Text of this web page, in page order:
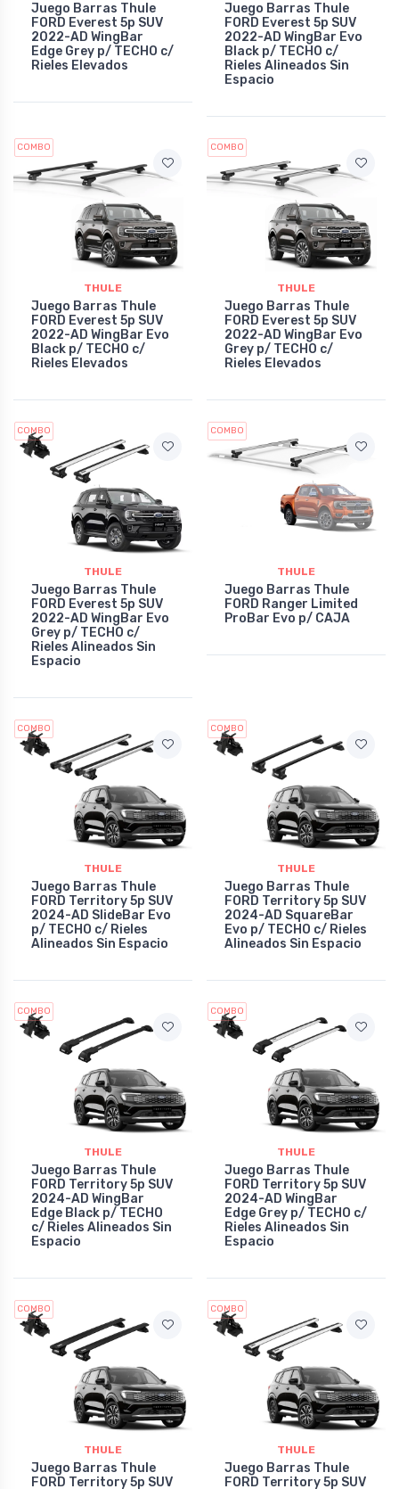
Juego Barras Thule
FORD Everest 5p SUV
2022-AD WingBar
Edge Grey p/ TECHO c/
Rieles Elevados
Juego Barras Thule
FORD Everest 5p SUV
2022-AD WingBar Evo
Black p/ TECHO c/
Rieles Alineados Sin
Espacio
COMBO
THULE
Juego Barras Thule
FORD Everest 5p SUV
2022-AD WingBar Evo
Black p/ TECHO c/
Rieles Elevados
COMBO
THULE
Juego Barras Thule
FORD Everest 5p SUV
2022-AD WingBar Evo
Grey p/ TECHO c/
Rieles Elevados
COMBO
THULE
Juego Barras Thule
FORD Everest 5p SUV
2022-AD WingBar Evo
Grey p/ TECHO c/
Rieles Alineados Sin
Espacio
COMBO
THULE
Juego Barras Thule
FORD Ranger Limited
ProBar Evo p/ CAJA
COMBO
THULE
Juego Barras Thule
FORD Territory 5p SUV
2024-AD SlideBar Evo
p/ TECHO c/ Rieles
Alineados Sin Espacio
COMBO
THULE
Juego Barras Thule
FORD Territory 5p SUV
2024-AD SquareBar
Evo p/ TECHO c/ Rieles
Alineados Sin Espacio
COMBO
THULE
Juego Barras Thule
FORD Territory 5p SUV
2024-AD WingBar
Edge Black p/ TECHO
c/ Rieles Alineados Sin
Espacio
COMBO
THULE
Juego Barras Thule
FORD Territory 5p SUV
2024-AD WingBar
Edge Grey p/ TECHO c/
Rieles Alineados Sin
Espacio
COMBO
THULE
Juego Barras Thule
FORD Territory 5p SUV
COMBO
THULE
Juego Barras Thule
FORD Territory 5p SUV